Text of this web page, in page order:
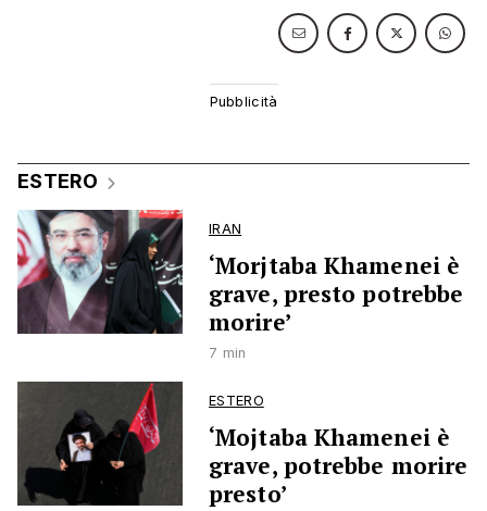
ESTERO
IRAN
‘Morjtaba Khamenei è
grave, presto potrebbe
morire’
7 min
ESTERO
‘Mojtaba Khamenei è
grave, potrebbe morire
presto’